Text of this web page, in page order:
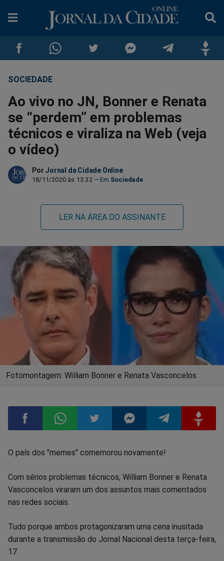
Compartilhar
no
Facebook
Compartilhar
no
Whatsapp
no
Twitter
no
Messenger
no
Telegram
no
Gettr
SOCIEDADE
Ao vivo no JN, Bonner e Renata
se “perdem” em problemas
técnicos e viraliza na Web (veja
o vídeo)
Por Jornal da Cidade Online
18/11/2020 às 13:32 Sociedade
LER NA ÁREA DO ASSINANTE
Fotomontagem: William Bonner e Renata Vasconcelos
Compartilhar
no
Facebook
Compartilhar
no
Whatsapp
Compartilhar
no
Compartilhar
no
Compartilhar
no
no
O país dos "memes" comemorou novamente!
Com sérios problemas técnicos, William Bonner e Renata
Vasconcelos viraram um dos assuntos mais comentados
nas redes sociais.
Tudo porque ambos protagonizaram uma cena inusitada
durante a transmissão do Jornal Nacional desta terça-feira,
17.